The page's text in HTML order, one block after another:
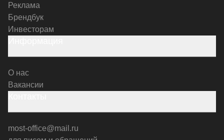
Реклама
Брендбук
Инвесторам
О нас
Вакансии
most-office@mail.ru